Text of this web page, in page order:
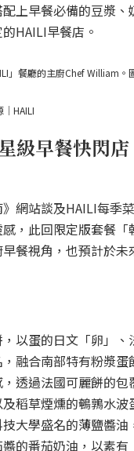
上早餐必備的豆漿、
HAILI早餐店。
」餐廳的主廚Chef William。
HAILI
級早餐快閃店
》網站談及HAILI每季
，此回限定版套餐「
餐視角，也預計於未
，以蛋的日文「卵」
融合南部特有粉漿蛋
透過法國可麗餅的包
稻草煙燻的鵪鶉水波
大學盛名的薄鹽醬油
的番茄奶油，以素有